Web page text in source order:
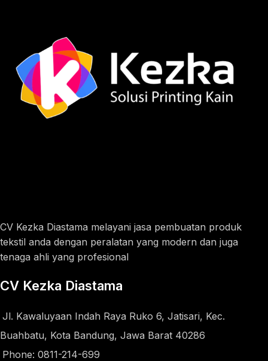
CV Kezka Diastama melayani jasa pembuatan produk
tekstil anda dengan peralatan yang modern dan juga
tenaga ahli yang profesional
CV Kezka Diastama
Jl. Kawaluyaan Indah Raya Ruko 6, Jatisari, Kec.
Buahbatu, Kota Bandung, Jawa Barat 40286
Phone: 0811-214-699